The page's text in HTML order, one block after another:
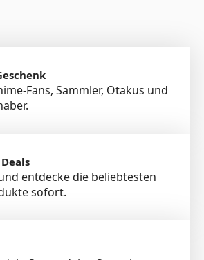
Fans, Sammler, Otakus und
entdecke die beliebtesten
sofort.